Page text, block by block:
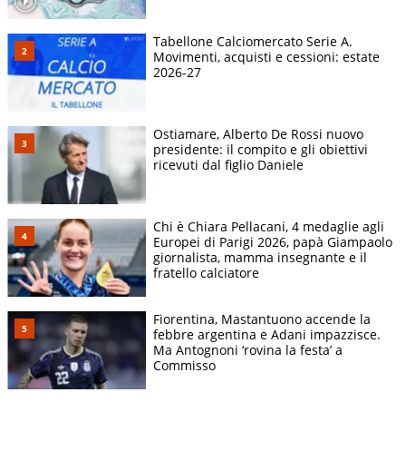
Tabellone Calciomercato Serie A.
Movimenti, acquisti e cessioni: estate
2026-27
Ostiamare, Alberto De Rossi nuovo
presidente: il compito e gli obiettivi
ricevuti dal figlio Daniele
Chi è Chiara Pellacani, 4 medaglie agli
Europei di Parigi 2026, papà Giampaolo
giornalista, mamma insegnante e il
fratello calciatore
Fiorentina, Mastantuono accende la
febbre argentina e Adani impazzisce.
Ma Antognoni ‘rovina la festa’ a
Commisso